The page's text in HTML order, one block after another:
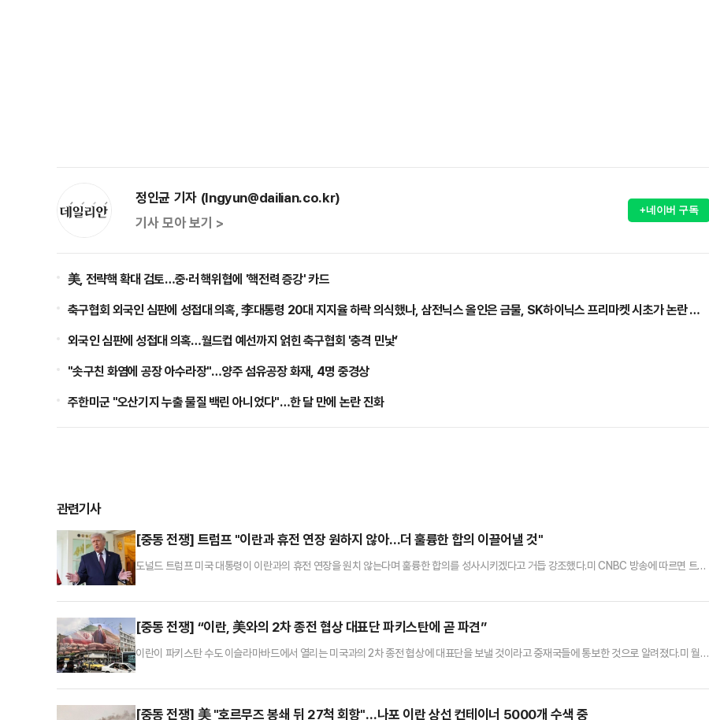
정인균 기자 (Ingyun@dailian.co.kr)
기사 모아 보기 >
+네이버 구독
美, 전략핵 확대 검토…중·러 핵위협에 '핵전력 증강' 카드
축구협회 외국인 심판에 성접대 의혹, 李대통령 20대 지지율 하락 의식했나, 삼전닉스 올인은 금물, SK하이닉스 프리마켓 시초가 논란 재
외국인 심판에 성접대 의혹…월드컵 예선까지 얽힌 축구협회 '충격 민낯’
"솟구친 화염에 공장 아수라장"…양주 섬유공장 화재, 4명 중경상
주한미군 "오산기지 누출 물질 백린 아니었다"…한 달 만에 논란 진화
관련기사
[중동 전쟁] 트럼프 "이란과 휴전 연장 원하지 않아…더 훌륭한 합의 이끌어낼 것"
도널드 트럼프 미국 대통령이 이란과의 휴전 연장을 원치 않는다며 훌륭한 합의를 성사시키겠다고 거듭 강조했다.미 CNBC 방송에 따르면 트럼
다. 이 문제를 성공적으로 다루고 있고 협상에서 우리가 우위에 있다”고 말했다.그러면서 “이란은 휴전 합의를 수차례 위반했다. 이란에 대한 역
[중동 전쟁] “이란, 美와의 2차 종전 협상 대표단 파키스탄에 곧 파견”
이란이 파키스탄 수도 이슬라마바드에서 열리는 미국과의 2차 종전 협상에 대표단을 보낼 것이라고 중재국들에 통보한 것으로 알려졌다.미 월스
통보했다고 밝혔다. 이란은 그동안 2차 협상에 대표단을 파견할지 여부를 공식적으로 확인하지 않았다.CNN방송도 2차 종전 협상이 곧 열린다
[중동 전쟁] 美 "호르무즈 봉쇄 뒤 27척 회항"…나포 이란 상선 컨테이너 5000개 수색 중